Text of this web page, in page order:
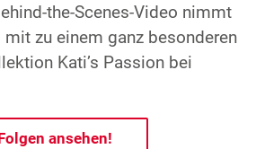
the-Scenes-Video nimmt
zu einem ganz besonderen
Kati’s Passion bei
ansehen!